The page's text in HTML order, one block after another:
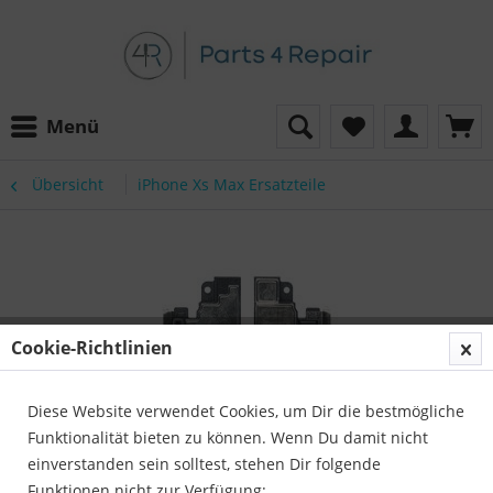
Menü
Übersicht iPhone Xs Max Ersatzteile
Cookie-Richtlinien
Diese Website verwendet Cookies, um Dir die bestmögliche
Funktionalität bieten zu können. Wenn Du damit nicht
einverstanden sein solltest, stehen Dir folgende